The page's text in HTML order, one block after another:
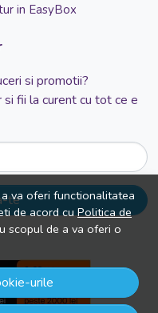
va oferi functionalitatea
de acord cuPolitica de
scopul de a va oferi o
urile
in EasyBox
si promotii?
fii la curent cu tot ce e
te